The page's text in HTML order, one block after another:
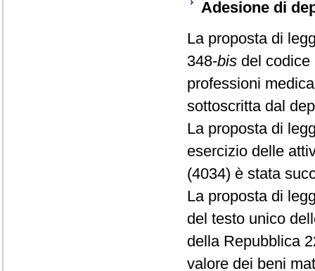
Adesione di
La proposta di
348-bis del
professioni
sottoscritta dal
La proposta di
esercizio delle
(4034) è stata
La proposta di
del testo unico
della Repubblica
valore dei beni